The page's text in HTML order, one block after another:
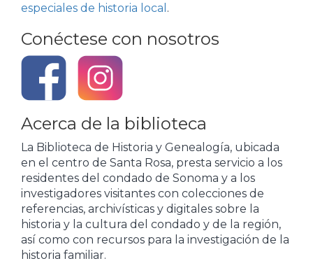
especiales de historia local .
Conéctese con nosotros
Acerca de la biblioteca
La Biblioteca de Historia y Genealogía, ubicada
en el centro de Santa Rosa, presta servicio a los
residentes del condado de Sonoma y a los
investigadores visitantes con colecciones de
referencias, archivísticas y digitales sobre la
historia y la cultura del condado y de la región,
así como con recursos para la investigación de la
historia familiar.